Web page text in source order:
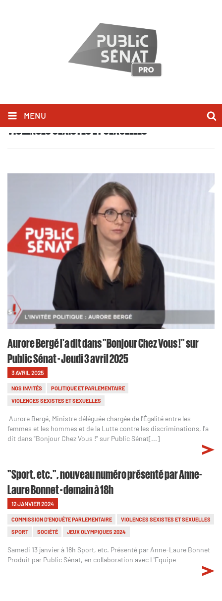
MENU
VIOLENCES SEXISTES ET SEXUELLES
Aurore Bergé l'a dit dans "Bonjour Chez Vous !" sur
Public Sénat - Jeudi 3 avril 2025
3 AVRIL 2025
NOS INVITÉS
POLITIQUE ET PARLEMENTAIRE
VIOLENCES SEXISTES ET SEXUELLES
Aurore Bergé, Ministre déléguée chargée de l'Égalité entre les
femmes et les hommes et de la Lutte contre les discriminations, l'a
dit dans "Bonjour Chez Vous !" sur Public Sénat[...]
"Sport, etc.", nouveau numéro présenté par Anne-
Laure Bonnet - demain à 18h
12 JANVIER 2024
COMMISSION D'ENQUÊTE PARLEMENTAIRE
VIOLENCES SEXISTES ET SEXUELLES
SPORT
SOCIÉTÉ JEUX OLYMPIQUES 2024
Samedi 13 janvier à 18h Sport, etc. Présenté par Anne-Laure Bonnet
Produit par Public Sénat, en collaboration avec L'Equipe